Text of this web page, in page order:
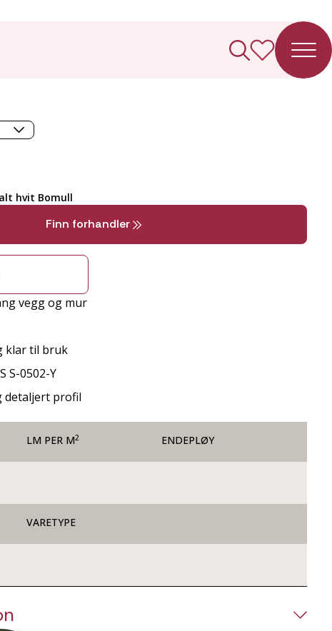
hvit Bomull
Finn forhandler
vegg og mur
klar til bruk
S-0502-Y
detaljert profil
LM PER M2 ENDEPLØY
VARETYPE